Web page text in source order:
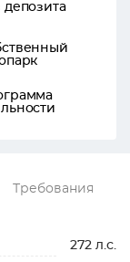
депозита
Требования
272 л.с.